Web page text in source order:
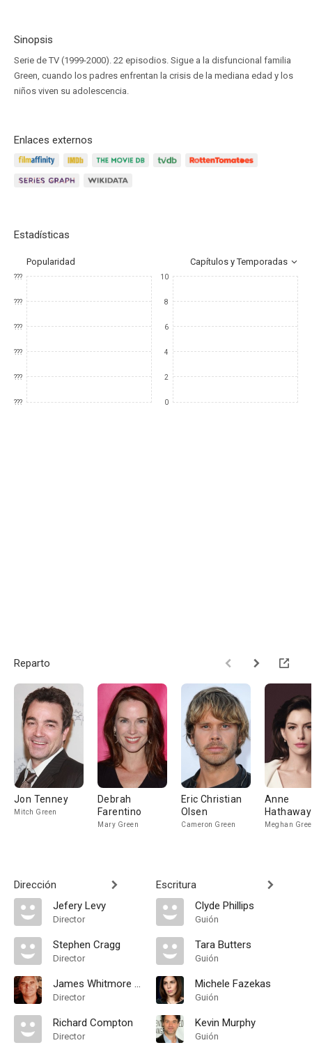
Sinopsis
Serie de TV (1999-2000). 22 episodios. Sigue a la disfuncional familia
Green, cuando los padres enfrentan la crisis de la mediana edad y los
niños viven su adolescencia.
Enlaces externos
Estadísticas
Popularidad Capítulos y Temporadas
???
???
???
???
???
???
10
8
6
4
2
0
Reparto
Jon Tenney
Mitch Green
Debrah
Farentino
Mary Green
Eric Christian
Olsen
Cameron Green
Anne
Hathaway
Meghan
Dirección
Jefery Levy
Director
Stephen Cragg
Director
James Whitmore Jr.
Director
Richard Compton
Director
Escritura
Clyde Phillips
Guión
Tara Butters
Guión
Michele Fazekas
Guión
Kevin Murphy
Guión